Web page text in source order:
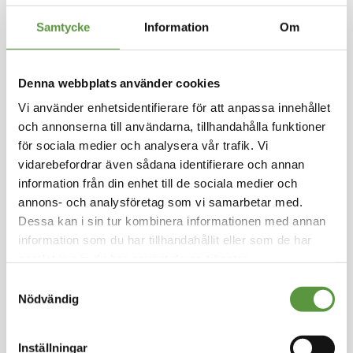
Samtycke Information Om
Denna webbplats använder cookies
Vi använder enhetsidentifierare för att anpassa innehållet
och annonserna till användarna, tillhandahålla funktioner
för sociala medier och analysera vår trafik. Vi
vidarebefordrar även sådana identifierare och annan
information från din enhet till de sociala medier och
annons- och analysföretag som vi samarbetar med.
Dessa kan i sin tur kombinera informationen med annan
information som du har tillhandahållit eller som de har
Nödvändig
Inställningar
Majsbiff 30g 5,4kg
Logga in för att handla
Glutenfri. Innehåller havre. Kostfiberkälla. Vega
n. Produkten innehåller gula ärtor som hör till b
aljväxter. Baljväxter kan orsaka allergiska reak
tioner.
Fryst
Mixpall - 1st - 5.4Kg
Utg:fulgott
6 Partier kvar
LAGERBLAD FOODS
Hoppa
till
början
bildgalleriet